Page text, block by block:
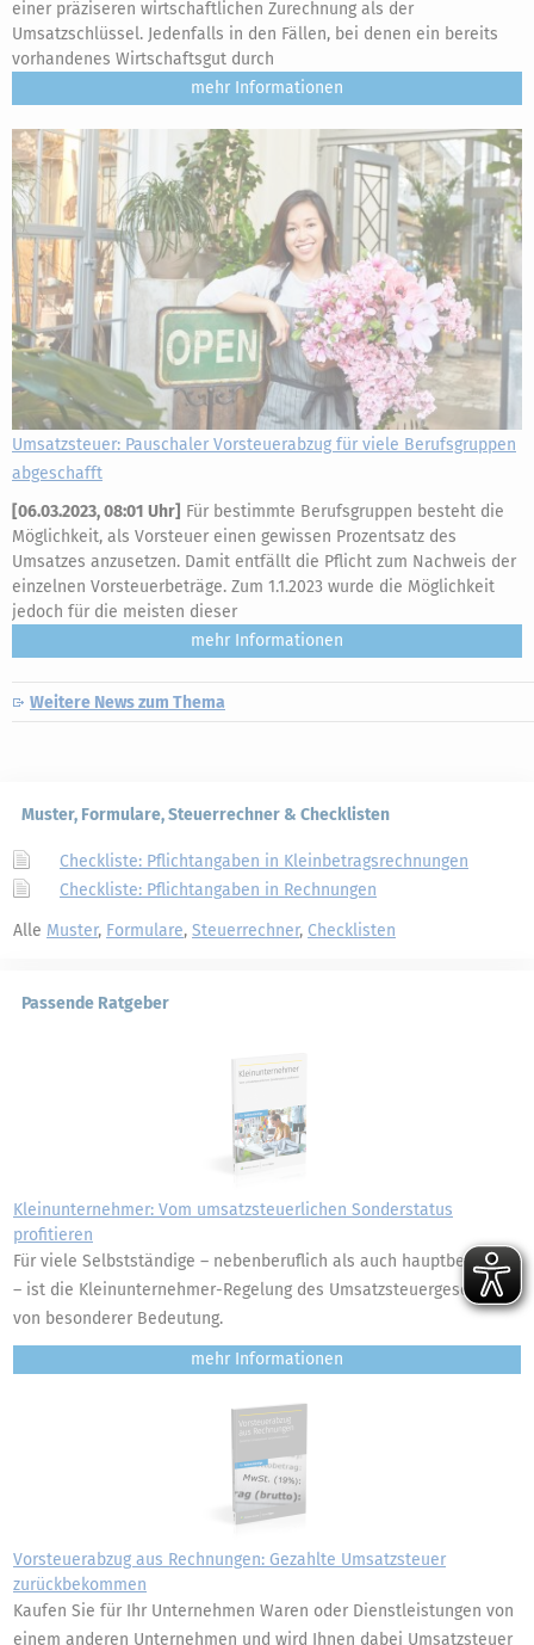
einer präziseren wirtschaftlichen Zurechnung als der
Umsatzschlüssel. Jedenfalls in den Fällen, bei denen ein bereits
vorhandenes Wirtschaftsgut durch
mehr
Umsatzsteuer: Pauschaler Vorsteuerabzug für viele Berufsgruppen
abgeschafft
[06.03.2023, 08:01 Uhr] Für bestimmte Berufsgruppen besteht die
Möglichkeit, als Vorsteuer einen gewissen Prozentsatz des
Umsatzes anzusetzen. Damit entfällt die Pflicht zum Nachweis der
einzelnen Vorsteuerbeträge. Zum 1.1.2023 wurde die Möglichkeit
jedoch für die meisten dieser
mehr
Weitere News zum Thema
Muster, Formulare, Steuerrechner & Checklisten
Checkliste: Pflichtangaben in Kleinbetragsrechnungen
Checkliste: Pflichtangaben in Rechnungen
Alle Muster, Formulare, Steuerrechner, Checklisten
Passende Ratgeber
Kleinunternehmer: Vom umsatzsteuerlichen Sonderstatus
profitieren
Für viele Selbstständige – nebenberuflich als auch hauptberuflich
– ist die Kleinunternehmer-Regelung des Umsatzsteuergesetzes
von besonderer Bedeutung.
mehr
Vorsteuerabzug aus Rechnungen: Gezahlte Umsatzsteuer
zurückbekommen
Kaufen Sie für Ihr Unternehmen Waren oder Dienstleistungen von
einem anderen Unternehmen und wird Ihnen dabei Umsatzsteuer